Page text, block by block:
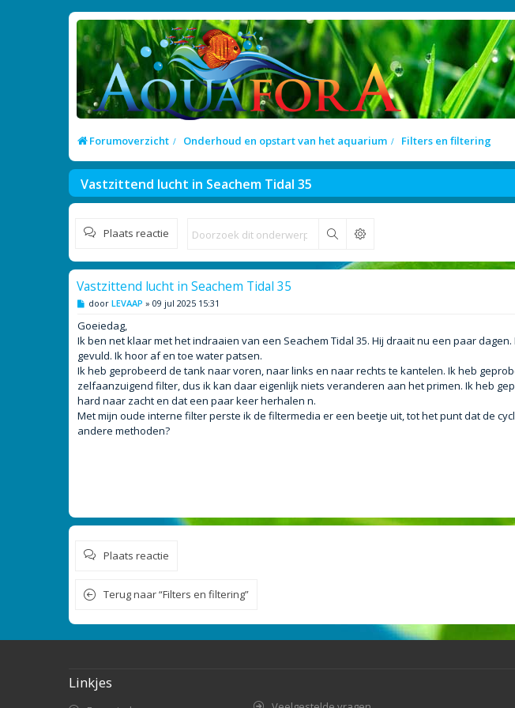
Forumoverzicht Onderhoud en opstart van het aquarium Filters en filtering
Vastzittend lucht in Seachem Tidal 35
Plaats reactie Zoek
Vastzittend lucht in Seachem Tidal 35
B
r
i
c
h
t
door LEVAAP » 09 jul 2025 15:31
Goeiedag,
Ik ben net klaar met het indraaien van een Seachem Tidal 35. Hij draait nu een paar
gevuld. Ik hoor af en toe water patsen.
Ik heb geprobeerd de tank naar voren, naar links en naar rechts te kantelen. Ik heb
zelfaanzuigend filter, dus ik kan daar eigenlijk niets veranderen aan het primen. Ik heb
hard naar zacht en dat een paar keer herhalen n.
Met mijn oude interne filter perste ik de filtermedia er een beetje uit, tot het punt dat de
andere methoden?
Plaats reactie
Terug naar “Filters en filtering”
Linkjes